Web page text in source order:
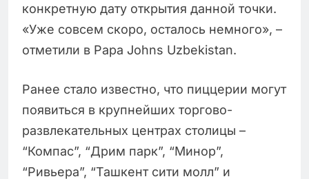
конкретную дату открытия данной точки.
«Уже совсем скоро, осталось немного», –
отметили в Papa Johns Uzbekistan.
Ранее стало известно, что пиццерии могут
появиться в крупнейших торгово-
развлекательных центрах столицы –
“Компас”, “Дрим парк”, “Минор”,
“Ривьера”, “Ташкент сити молл” и